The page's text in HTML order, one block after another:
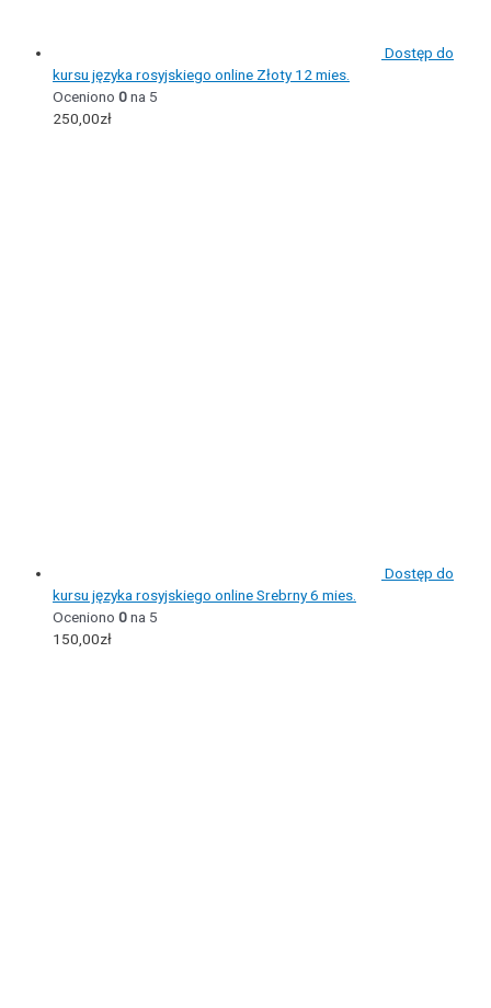
Dostęp do
kursu języka rosyjskiego online Złoty 12 mies.
Oceniono 0na 5
250,00zł
Dostęp do
kursu języka rosyjskiego online Srebrny 6 mies.
Oceniono 0na 5
150,00zł